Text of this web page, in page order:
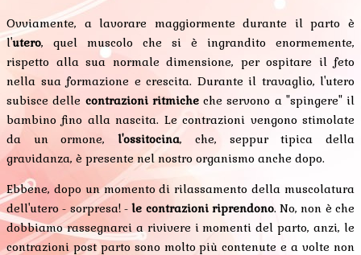
Ovviamente, a lavorare maggiormente durante il parto è
l'utero, quel muscolo che si è ingrandito enormemente,
rispetto alla sua normale dimensione, per ospitare il feto
nella sua formazione e crescita. Durante il travaglio, l'utero
subisce delle contrazioni ritmicheche servono a "spingere" il
bambino fino alla nascita. Le contrazioni vengono stimolate
da un ormone,l'ossitocina, che, seppur tipica della
gravidanza, è presente nel nostro organismo anche dopo.
Ebbene, dopo un momento di rilassamento della muscolatura
dell'utero - sorpresa! -le contrazioni riprendono. No, non è che
dobbiamo rassegnarci a rivivere i momenti del parto, anzi, le
contrazioni post parto sono molto più contenute e a volte non